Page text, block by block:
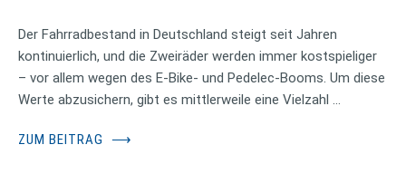
Der Fahrradbestand in Deutschland steigt seit Jahren
kontinuierlich, und die Zweiräder werden immer kostspieliger
– vor allem wegen des E-Bike- und Pedelec-Booms. Um diese
Werte abzusichern, gibt es mittlerweile eine Vielzahl …
ZUM BEITRAG ⟶